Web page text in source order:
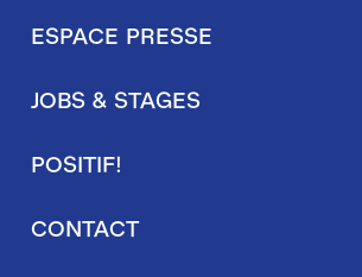
de
page
ESPACE PRESSE
JOBS & STAGES
POSITIF!
CONTACT